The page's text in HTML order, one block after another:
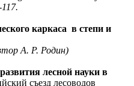
каркаса в степи и
А. Р. Родин)
лесной науки в
съезд лесоводов